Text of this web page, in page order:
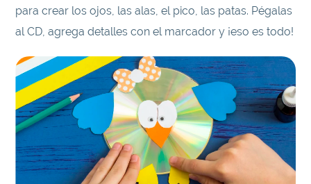
para crear los ojos, las alas, el pico, las patas. Pégalas
al CD, agrega detalles con el marcador y ¡eso es todo!